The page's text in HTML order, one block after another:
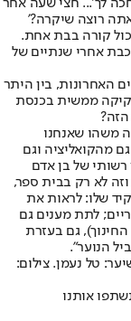
לך'... חצי שעה אחר
רוצה שיקרה?'
קורה בבת אחת.
אחרי שנתיים של
האחרונות, בין היתר
ממשית בכנסת
משהו שאנחנו
מהקואליציה וגם
של בן אדם
לא רק בבית ספר,
שלו: לראות את
לתת מענים גם
גם בעזרת
הנוער".
איפור ושיער: טל נעמן. צילום:
אותנו